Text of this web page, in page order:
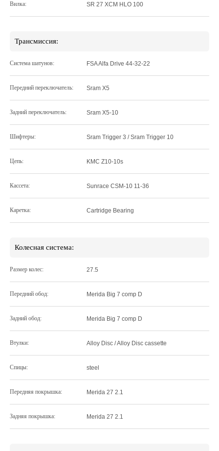
Вилка: SR 27 XCM HLO 100
Трансмиссия:
Система шатунов: FSA Alfa Drive 44-32-22
Передний переключатель: Sram X5
Задний переключатель: Sram X5-10
Шифтеры: Sram Trigger 3 / Sram Trigger 10
Цепь: KMC Z10-10s
Кассета: Sunrace CSM-10 11-36
Каретка: Cartridge Bearing
Колесная система:
Размер колес: 27.5
Передний обод: Merida Big 7 comp D
Задний обод: Merida Big 7 comp D
Втулки: Alloy Disc / Alloy Disc cassette
Спицы: steel
Передняя покрышка: Merida 27 2.1
Задняя покрышка: Merida 27 2.1